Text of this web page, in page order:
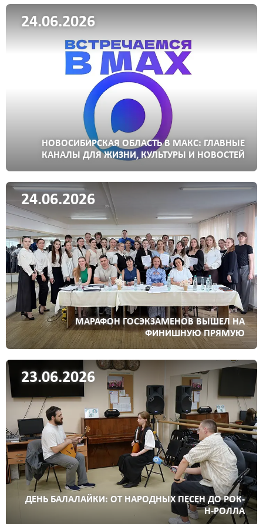
24.06.2026
НОВОСИБИРСКАЯ ОБЛАСТЬ В МАКС: ГЛАВНЫЕ
КАНАЛЫ ДЛЯ ЖИЗНИ, КУЛЬТУРЫ И НОВОСТЕЙ
24.06.2026
МАРАФОН ГОСЭКЗАМЕНОВ ВЫШЕЛ НА
ФИНИШНУЮ ПРЯМУЮ
23.06.2026
ДЕНЬ БАЛАЛАЙКИ: ОТ НАРОДНЫХ ПЕСЕН ДО РОК-
Н-РОЛЛА